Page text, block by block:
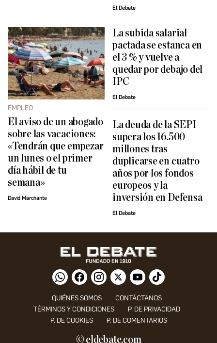
El Debate
EMPLEO
El aviso de un abogado
sobre las vacaciones:
«Tendrán que empezar
un lunes o el primer
día hábil de tu
semana»
David Marchante
La subida salarial
pactada se estanca en
el 3 % y vuelve a
quedar por debajo del
IPC
El Debate
La deuda de la SEPI
supera los 16.500
millones tras
duplicarse en cuatro
años por los fondos
europeos y la
inversión en Defensa
El Debate
QUIÉNES SOMOS
CONTÁCTANOS
TÉRMINOS Y CONDICIONES
P. DE PRIVACIDAD
P. DE COOKIES
P. DE COMENTARIOS
© eldebate.com